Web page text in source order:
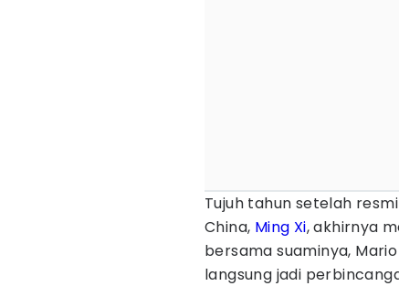
Tujuh tahun setelah
China, Ming Xi, akhirnya
bersama suaminya,
langsung jadi